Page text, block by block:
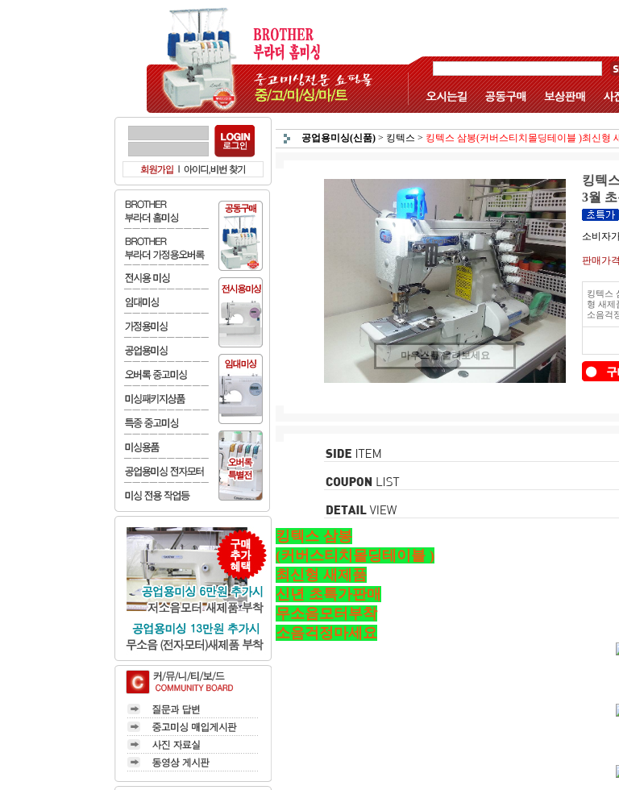
공업용미싱(신품) > 킹텍스 > 킹텍스 삼봉(커버스티치몰딩테이블 )최신형
마우스를 올려보세요
킹텍
3월
소비자
판매가
킹텍스
형 새제
소음걱
킹텍스 삼봉
(커버스티치몰딩테이블 )
최신형 새제품
신년 초특가판매
무소음모터부착
소음걱정마세요